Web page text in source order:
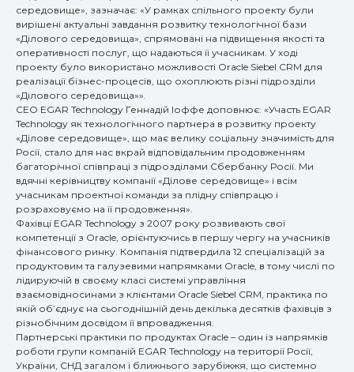
середовище», зазначає: «У рамках спільного проекту були
вирішені актуальні завдання розвитку технологічної бази
«Ділового середовища», спрямовані на підвищення якості та
оперативності послуг, що надаються її учасникам. У ході
проекту було використано можливості Oracle Siebel CRM для
реалізації бізнес-процесів, що охоплюють різні підрозділи
«Ділового середовища»».
CEO EGAR Technology Геннадій Іоффе доповнює: «Участь EGAR
Technology як технологічного партнера в розвитку проекту
«Ділове середовище», що має велику соціальну значимість для
Росії, стало для нас вкрай відповідальним продовженням
багаторічної співпраці з підрозділами Сбербанку Росії. Ми
вдячні керівництву компанії «Ділове середовище» і всім
учасникам проектної команди за плідну співпрацю і
розраховуємо на її продовження».
Фахівці EGAR Technology з 2007 року розвивають свої
компетенції з Oracle, орієнтуючись в першу чергу на учасників
фінансового ринку. Компанія підтвердила 12 спеціалізацій за
продуктовим та галузевими напрямками Oracle, в тому числі по
лідируючій в своєму класі системі управління
взаємовідносинами з клієнтами Oracle Siebel CRM, практика по
якій об’єднує на сьогоднішній день декілька десятків фахівців з
різнобічним досвідом її впровадження.
Партнерські практики по продуктах Oracle – один із напрямків
роботи групи компаній EGAR Technology на території Росії,
України, СНД загалом і ближнього зарубіжжя, що системно